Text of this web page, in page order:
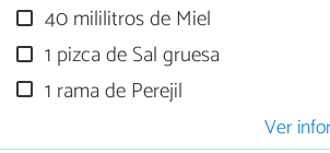
40 mililitros de Miel
1 pizca de Sal gruesa
1 rama de Perejil
Ver